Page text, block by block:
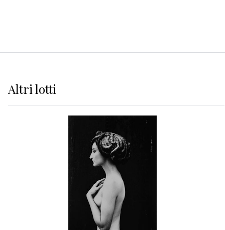
Altrilotti